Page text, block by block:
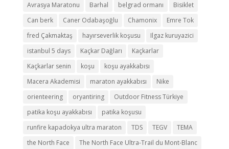
Avrasya Maratonu
Barhal belgrad ormanı
Bisiklet
Can berk
Caner Odabaşoğlu Chamonix
Emre Tok
fred Çakmaktaş
hayırseverlik koşusu
Ilgaz kuruyazici
istanbul 5 days
Kaçkar Dağları
Kaçkarlar
Kaçkarlar senin
koşu
koşu ayakkabısı
Macera Akademisi
maraton ayakkabısı
Nike
orienteering
oryantiring
Outdoor Fitness Türkiye
patika koşu ayakkabısı
patika koşusu
runfire kapadokya ultra maraton
TDS TEGV
TEMA
the North Face
The North Face Ultra-Trail du Mont-Blanc